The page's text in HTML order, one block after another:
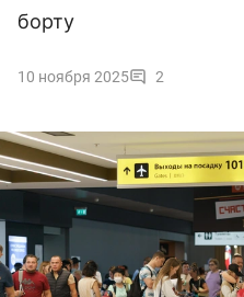
борту
10 ноября 2025 2